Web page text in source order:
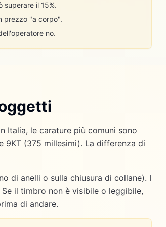
il 15%.
prezzo "a corpo".
no.
Italia, le carature più comuni sono
9KT (375 millesimi). La differenza di
di anelli o sulla chiusura di collane). I
il timbro non è visibile o leggibile,
di andare.